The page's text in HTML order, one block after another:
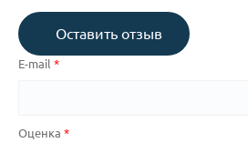
Оставить отзыв
E-mail
Оценка